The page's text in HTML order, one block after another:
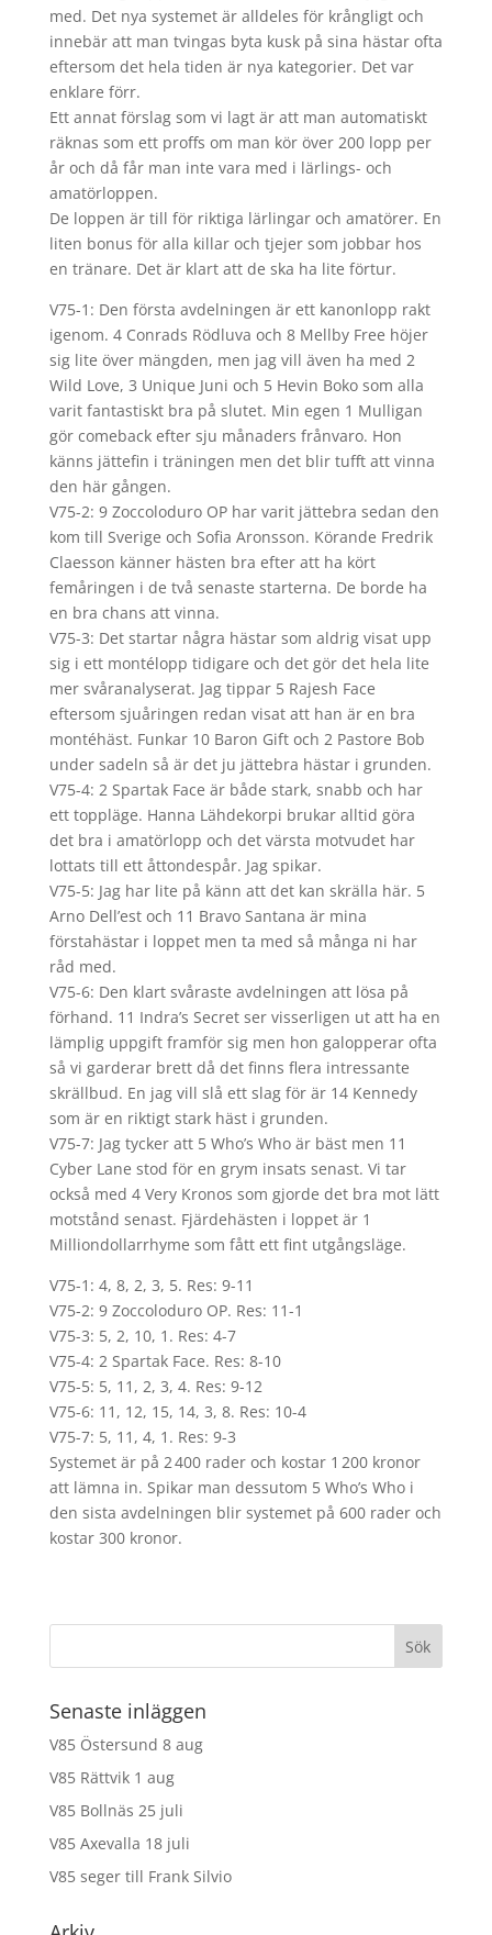
med. Det nya systemet är alldeles för krångligt och
innebär att man tvingas byta kusk på sina hästar ofta
eftersom det hela tiden är nya kategorier. Det var
enklare förr.
Ett annat förslag som vi lagt är att man automatiskt
räknas som ett proffs om man kör över 200 lopp per
år och då får man inte vara med i lärlings- och
amatörloppen.
De loppen är till för riktiga lärlingar och amatörer. En
liten bonus för alla killar och tjejer som jobbar hos
en tränare. Det är klart att de ska ha lite förtur.
V75-1: Den första avdelningen är ett kanonlopp rakt
igenom. 4 Conrads Rödluva och 8 Mellby Free höjer
sig lite över mängden, men jag vill även ha med 2
Wild Love, 3 Unique Juni och 5 Hevin Boko som alla
varit fantastiskt bra på slutet. Min egen 1 Mulligan
gör comeback efter sju månaders frånvaro. Hon
känns jättefin i träningen men det blir tufft att vinna
den här gången.
V75-2: 9 Zoccoloduro OP har varit jättebra sedan den
kom till Sverige och Sofia Aronsson. Körande Fredrik
Claesson känner hästen bra efter att ha kört
femåringen i de två senaste starterna. De borde ha
en bra chans att vinna.
V75-3: Det startar några hästar som aldrig visat upp
sig i ett montélopp tidigare och det gör det hela lite
mer svåranalyserat. Jag tippar 5 Rajesh Face
eftersom sjuåringen redan visat att han är en bra
montéhäst. Funkar 10 Baron Gift och 2 Pastore Bob
under sadeln så är det ju jättebra hästar i grunden.
V75-4: 2 Spartak Face är både stark, snabb och har
ett toppläge. Hanna Lähdekorpi brukar alltid göra
det bra i amatörlopp och det värsta motvudet har
lottats till ett åttondespår. Jag spikar.
V75-5: Jag har lite på känn att det kan skrälla här. 5
Arno Dell’est och 11 Bravo Santana är mina
förstahästar i loppet men ta med så många ni har
råd med.
V75-6: Den klart svåraste avdelningen att lösa på
förhand. 11 Indra’s Secret ser visserligen ut att ha en
lämplig uppgift framför sig men hon galopperar ofta
så vi garderar brett då det finns flera intressante
skrällbud. En jag vill slå ett slag för är 14 Kennedy
som är en riktigt stark häst i grunden.
V75-7: Jag tycker att 5 Who’s Who är bäst men 11
Cyber Lane stod för en grym insats senast. Vi tar
också med 4 Very Kronos som gjorde det bra mot lätt
motstånd senast. Fjärdehästen i loppet är 1
Milliondollarrhyme som fått ett fint utgångsläge.
V75-1: 4, 8, 2, 3, 5. Res: 9-11
V75-2: 9 Zoccoloduro OP. Res: 11-1
V75-3: 5, 2, 10, 1. Res: 4-7
V75-4: 2 Spartak Face. Res: 8-10
V75-5: 5, 11, 2, 3, 4. Res: 9-12
V75-6: 11, 12, 15, 14, 3, 8. Res: 10-4
V75-7: 5, 11, 4, 1. Res: 9-3
Systemet är på 2 400 rader och kostar 1 200 kronor
att lämna in. Spikar man dessutom 5 Who’s Who i
den sista avdelningen blir systemet på 600 rader och
kostar 300 kronor.
Senaste inläggen
V85 Östersund 8 aug
V85 Rättvik 1 aug
V85 Bollnäs 25 juli
V85 Axevalla 18 juli
V85 seger till Frank Silvio